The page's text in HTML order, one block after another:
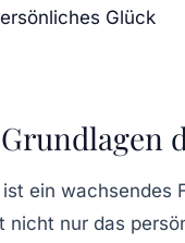
Glück
ist ein wachsendes
nicht nur das